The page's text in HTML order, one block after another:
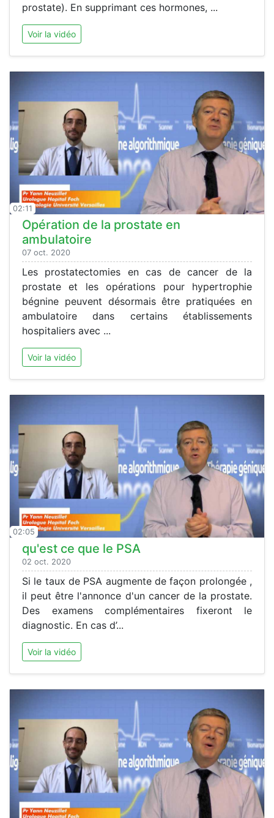
prostate). En supprimant ces hormones, ...
Voir la vidéo
02:11
Opération de la prostate en
ambulatoire
07 oct. 2020
Les prostatectomies en cas de cancer de la
prostate et les opérations pour hypertrophie
bégnine peuvent désormais être pratiquées en
ambulatoire dans certains établissements
hospitaliers avec ...
Voir la vidéo
02:05
qu'est ce que le PSA
02 oct. 2020
Si le taux de PSA augmente de façon prolongée ,
il peut être l'annonce d'un cancer de la prostate.
Des examens complémentaires fixeront le
diagnostic. En cas d’...
Voir la vidéo